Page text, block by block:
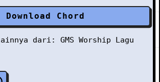
Download Chord
dari: GMS Worship
Lagu